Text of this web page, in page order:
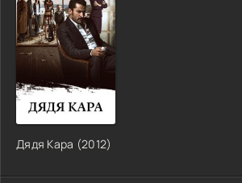
Дядя Кара (2012)